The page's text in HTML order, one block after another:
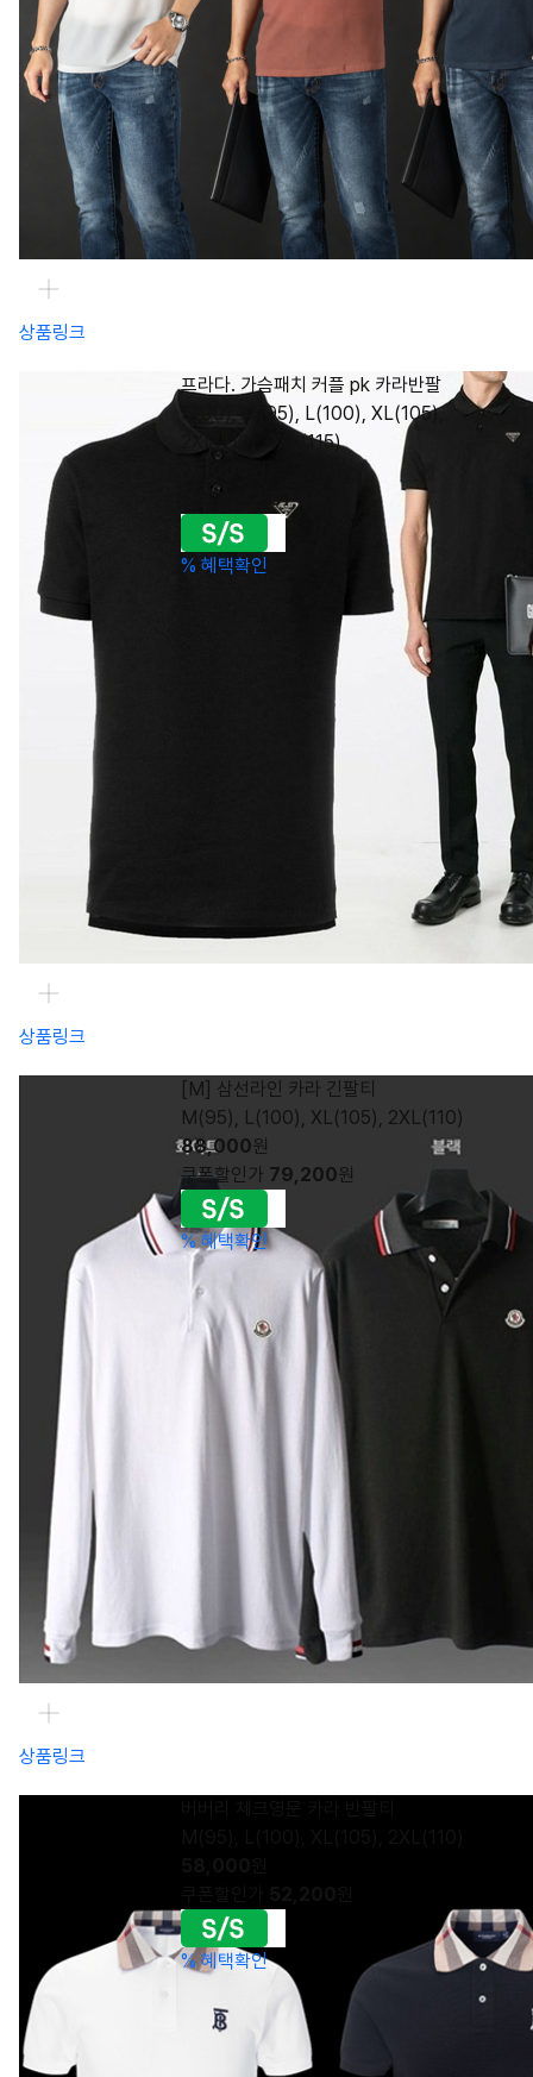
상품링크
프라다. 가슴패치 커플 pk 카라반팔
S(90), M(95), L(100), XL(105),
2XL(110), 3XL(115)
쿠폰할인가
67,500
% 혜택확인
상품링크
[M] 삼선라인 카라 긴팔티
M(95), L(100), XL(105), 2XL(110)
88,000원
쿠폰할인가 79,200원
% 혜택확인
상품링크
% 혜택확인